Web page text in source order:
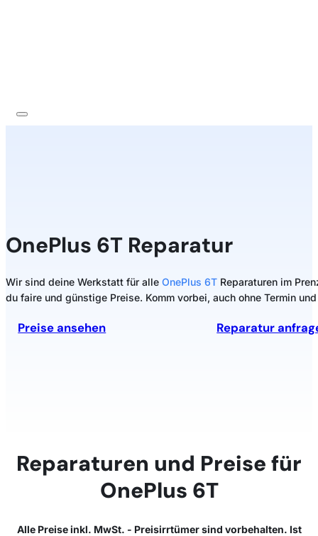
OnePlus 6T Reparatur
Wir sind deine Werkstatt für alle OnePlus 6T Reparaturen im
du faire und günstige Preise. Komm vorbei, auch ohne Termin
Preise ansehen Reparatur
Reparaturen und Preise für
OnePlus 6T
Alle Preise inkl. MwSt. - Preisirrtümer sind vorbehalten. Ist